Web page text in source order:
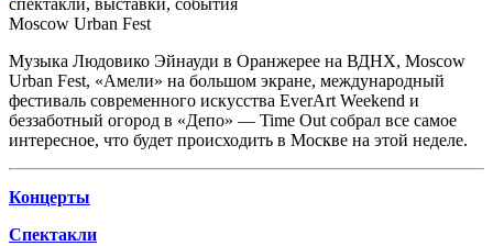
Moscow Urban Fest
Музыка Людовико Эйнауди в Оранжерее на ВДНХ, Moscow
Urban Fest, «Амели» на большом экране, международный
фестиваль современного искусства EverArt Weekend и
беззаботный огород в «Депо» — Time Out собрал все самое
интересное, что будет происходить в Москве на этой неделе.
Концерты
Спектакли